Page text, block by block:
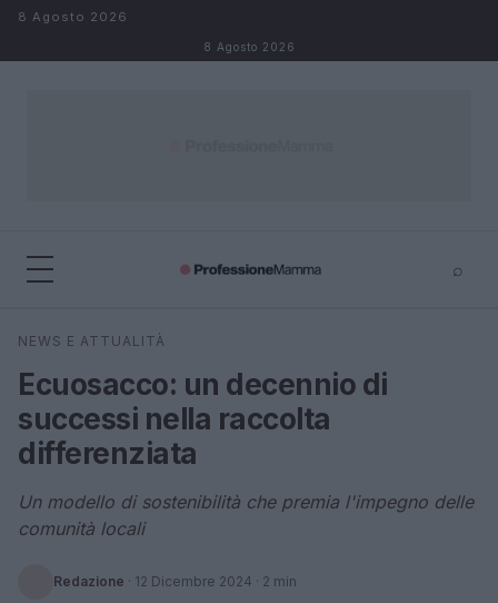
Salta al contenuto
8 Agosto 2026
8 Agosto 2026
⌕
Cerca
NEWS E ATTUALITÀ
Ecuosacco: un decennio di
successi nella raccolta
differenziata
Un modello di sostenibilità che premia l'impegno delle
comunità locali
Redazione · 12 Dicembre 2024 · 2 min